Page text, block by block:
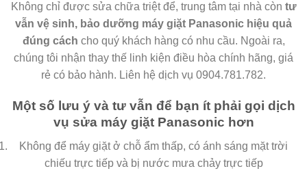
Không chỉ được sửa chữa triệt để, trung tâm tại nhà còn tư
vẫn vệ sinh, bảo dưỡng máy giặt Panasonic hiệu quả
đúng cách cho quý khách hàng có nhu cầu. Ngoài ra,
chúng tôi nhận thay thế linh kiện điều hòa chính hãng, giá
rẻ có bảo hành. Liên hệ dịch vụ 0904.781.782.
Một số lưu ý và tư vẫn để bạn ít phải gọi dịch
vụ sửa máy giặt Panasonic hơn
Không để máy giặt ở chỗ ẩm thấp, có ánh sáng mặt trời
chiếu trực tiếp và bị nước mưa chảy trực tiếp